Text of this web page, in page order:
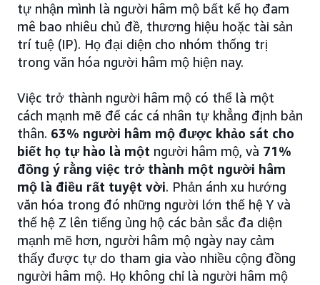
tự nhận mình là người hâm mộ bất kể họ đam
mê bao nhiêu chủ đề, thương hiệu hoặc tài sản
trí tuệ (IP). Họ đại diện cho nhóm thống trị
trong văn hóa người hâm mộ hiện nay.
Việc trở thành người hâm mộ có thể là một
cách mạnh mẽ để các cá nhân tự khẳng định bản
thân. 63% người hâm mộ được khảo sát cho
biết họ tự hào là một người hâm mộ, và 71%
đồng ý rằng việc trở thành một người hâm
mộ là điều rất tuyệt vời. Phản ánh xu hướng
văn hóa trong đó những người lớn thế hệ Y và
thế hệ Z lên tiếng ủng hộ các bản sắc đa diện
mạnh mẽ hơn, người hâm mộ ngày nay cảm
thấy được tự do tham gia vào nhiều cộng đồng
người hâm mộ. Họ không chỉ là người hâm mộ